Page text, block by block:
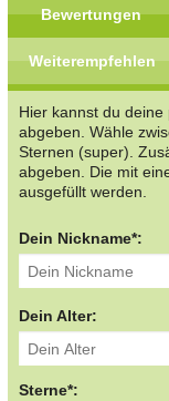
Bewertungen
Weiterempfehlen
Hier kannst du
abgeben. Wähle
Sternen (super).
abgeben. Die mit
ausgefüllt werden.
Dein Nickname*:
Dein Alter:
Sterne*: